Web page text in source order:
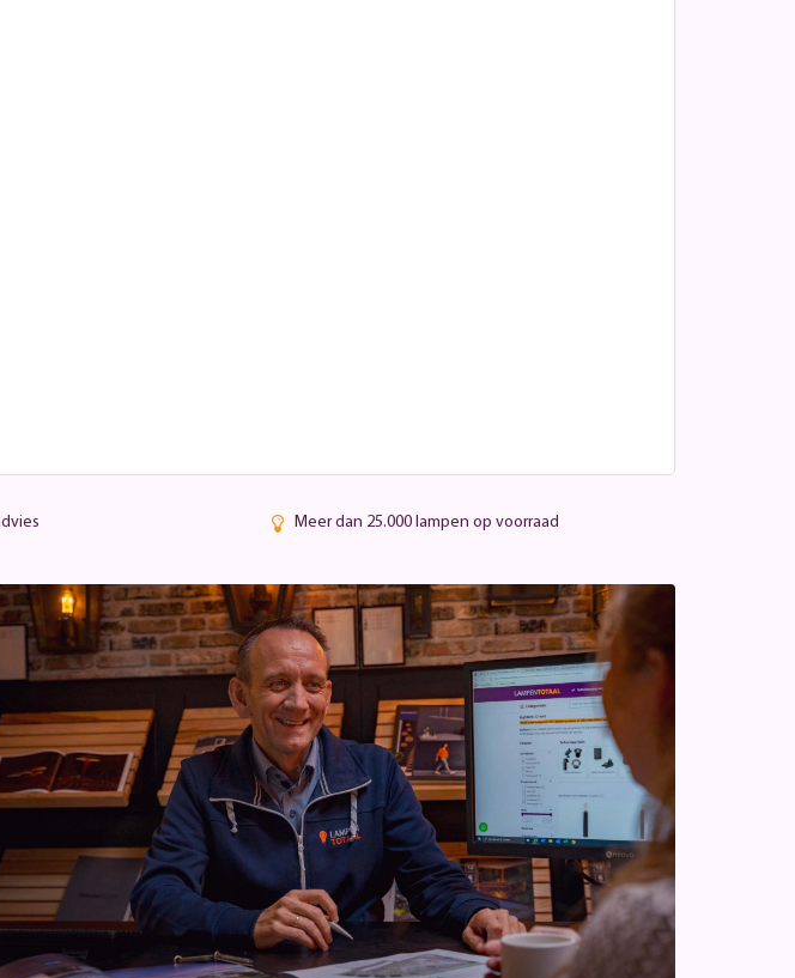
Meer dan 25.000 lampen op voorraad